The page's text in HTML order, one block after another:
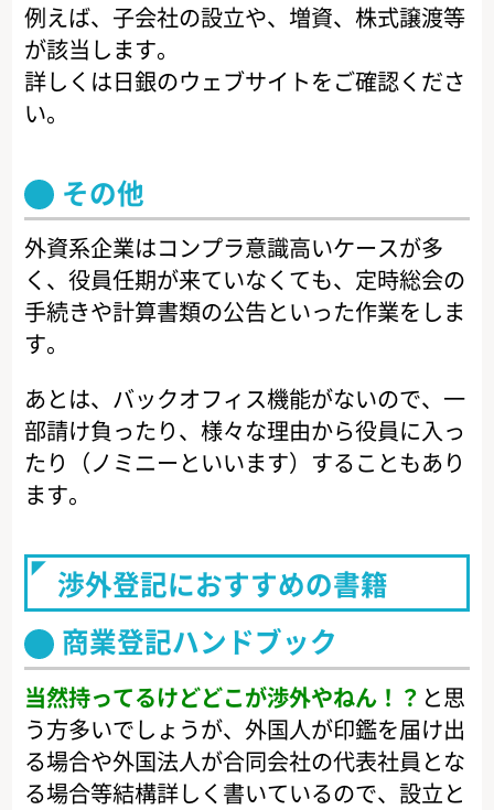
例えば、子会社の設立や、増資、株式譲渡等
が該当します。
詳しくは日銀のウェブサイトをご確認くださ
い。
その他
外資系企業はコンプラ意識高いケースが多
く、役員任期が来ていなくても、定時総会の
手続きや計算書類の公告といった作業をしま
す。
あとは、バックオフィス機能がないので、一
部請け負ったり、様々な理由から役員に入っ
たり（ノミニーといいます）することもあり
ます。
渉外登記におすすめの書籍
商業登記ハンドブック
当然持ってるけどどこが渉外やねん！？ と思
う方多いでしょうが、外国人が印鑑を届け出
る場合や外国法人が合同会社の代表社員とな
る場合等結構詳しく書いているので、設立と